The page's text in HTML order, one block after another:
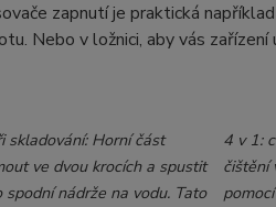
zapnutí je praktická
Nebo v ložnici, aby vás
skladování: Horní část
ve dvou krocích a spustit
spodní nádrže na vodu. Tato
4 v 1:
čištění